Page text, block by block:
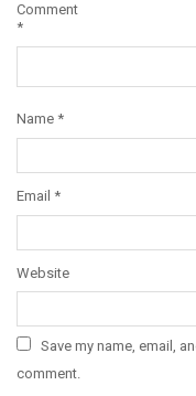
Comment
*
Name *
Email *
Website
Save my name, email,
comment.